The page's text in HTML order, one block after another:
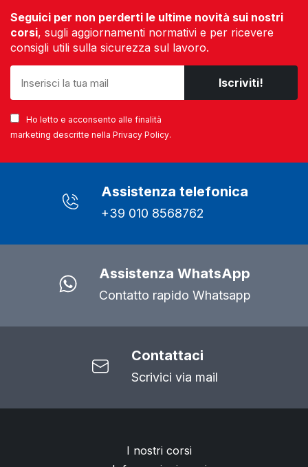
Seguici per non perderti le ultime novità sui nostri
corsi, sugli aggiornamenti normativi e per ricevere
consigli utili sulla sicurezza sul lavoro.
Ho letto e acconsento alle finalità
marketing descritte nella Privacy Policy.
Assistenza telefonica
+39 010 8568762
Assistenza WhatsApp
Contatto rapido Whatsapp
Contattaci
Scrivici via mail
I nostri corsi